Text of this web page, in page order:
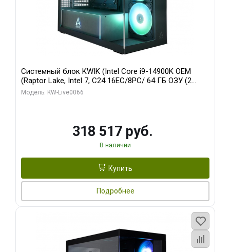
Системный блок KWIK (Intel Core i9-14900K OEM
(Raptor Lake, Intel 7, C24 16EC/8PC/ 64 ГБ ОЗУ (2
модуля)/ Gigabyte RTX5080 XTREME WATERFORCE
Модель: KW-Live0066
318 517 руб.
В наличии
Купить
Подробнее